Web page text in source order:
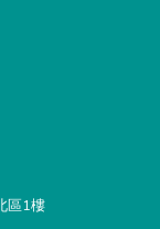
區1樓